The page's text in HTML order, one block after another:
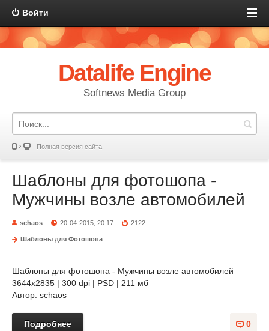
Войти
Datalife Engine
Softnews Media Group
Полная версия сайта
Шаблоны для фотошопа -
Мужчины возле автомобилей
schaos 20-04-2015, 20:17 2122
Шаблоны для Фотошопа
Шаблоны для фотошопа - Мужчины возле автомобилей
3644х2835 | 300 dpi | PSD | 211 мб
Автор: schaos
0
Подробнее